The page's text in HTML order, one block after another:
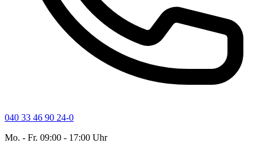
040 33 46 90 24-0
Mo. - Fr. 09:00 - 17:00 Uhr